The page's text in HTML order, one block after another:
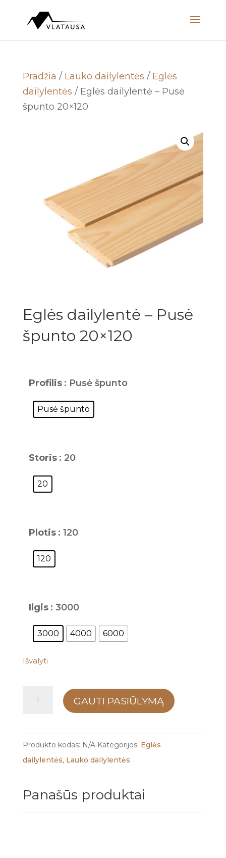
Pradžia / Lauko dailylentės / Eglės
dailylentės / Eglės dailylentė – Pusė
špunto 20×120
Eglės dailylentė – Pusė
špunto 20×120
Profilis : Pusė špunto
Pusė špunto
Storis : 20
20
Plotis : 120
120
Ilgis : 3000
3000 4000 6000
Išvalyti
produkto
20x120
GAUTI PASIŪLYMĄ
Produkto kodas: N/A Kategorijos: Eglės
dailylentės, Lauko dailylentės
Panašūs produktai